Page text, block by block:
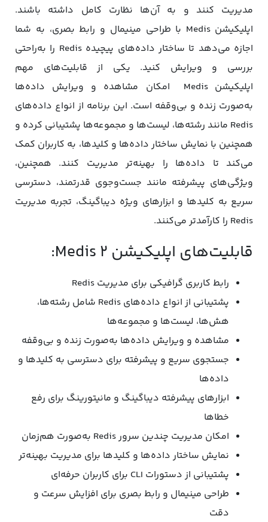
مدیریت کنند و به آن‌ها نظارت کامل داشته باشند.
اپلیکیشن Medis با طراحی مینیمال و رابط بصری، به شما
اجازه می‌دهد تا ساختار داده‌های پیچیده Redis را به‌راحتی
بررسی و ویرایش کنید. یکی از قابلیت‌های مهم
اپلیکیشن Medis امکان مشاهده و ویرایش داده‌ها
به‌صورت زنده و بی‌وقفه است. این برنامه از انواع داده‌های
Redis مانند رشته‌ها، لیست‌ها و مجموعه‌ها پشتیبانی کرده و
همچنین با نمایش ساختار داده‌ها و کلیدها، به کاربران کمک
می‌کند تا داده‌ها را بهینه‌تر مدیریت کنند. همچنین،
ویژگی‌های پیشرفته مانند جست‌وجوی قدرتمند، دسترسی
سریع به کلیدها و ابزارهای ویژه دیباگینگ، تجربه مدیریت
Redis را کارآمدتر می‌کنند.
قابلیت‌های اپلیکیشن Medis 2:
رابط کاربری گرافیکی برای مدیریت Redis
پشتیبانی از انواع داده‌های Redis شامل رشته‌ها،
هش‌ها، لیست‌ها و مجموعه‌ها
مشاهده و ویرایش داده‌ها به‌صورت زنده و بی‌وقفه
جستجوی سریع و پیشرفته برای دسترسی به کلیدها و
داده‌ها
ابزارهای پیشرفته دیباگینگ و مانیتورینگ برای رفع
خطاها
امکان مدیریت چندین سرور Redis به‌صورت هم‌زمان
نمایش ساختار داده‌ها و کلیدها برای مدیریت بهینه‌تر
پشتیبانی از دستورات CLI برای کاربران حرفه‌ای
طراحی مینیمال و رابط بصری برای افزایش سرعت و
دقت